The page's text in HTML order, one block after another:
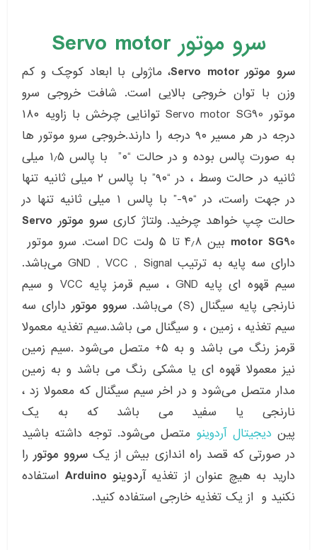
سرو موتور Servo motor
سرو موتور Servo motor
، ماژولی با ابعاد کوچک و کم
وزن با توان خروجی بالایی است. شافت خروجی سرو
موتور Servo motor SG90 توانایی چرخش با زاویه ۱۸۰
درجه در هر مسیر ۹۰ درجه را دارند.خروجی سرو موتور ها
به صورت پالس بوده و در حالت “۰” با پالس ۱٫۵ میلی
ثانیه در حالت وسط ، در “۹۰” با پالس ۲ میلی ثانیه تنها
در جهت راست، در “۹۰-” با پالس ۱ میلی ثانیه تنها در
حالت چپ خواهد چرخید. ولتاژ کاری
سرو موتور Servo
motor SG90
بین ۴٫۸ تا ۵ ولت DC است. سرو موتور
دارای سه پایه به ترتیب GND , VCC , Signal می‌باشد.
سیم قهوه ای پایه GND ، سیم قرمز پایه VCC و سیم
نارنجی پایه سیگنال (S) می‌باشد.
سروو موتور دارای سه
سیم تغذیه ، زمین ، و سیگنال می باشد.سیم تغذیه معمولا
قرمز رنگ می باشد و به ۵+ متصل می‌شود .سیم زمین
نیز معمولا قهوه ای یا مشکی رنگ می باشد و به زمین
مدار متصل می‌شود‌‌ و در اخر سیم سیگنال که معمولا زد ،
نارنجی یا سفید می باشد که به یک
پین دیجیتالآردوینو متصل می‌شود. توجه داشته باشید
در صورتی که قصد راه اندازی بیش از یک سروو موتور را
دارید به هیچ عنوان از تغذیهآردوینو Arduino
استفاده
نکنید و از یک تغذیه خارجی استفاده کنید.